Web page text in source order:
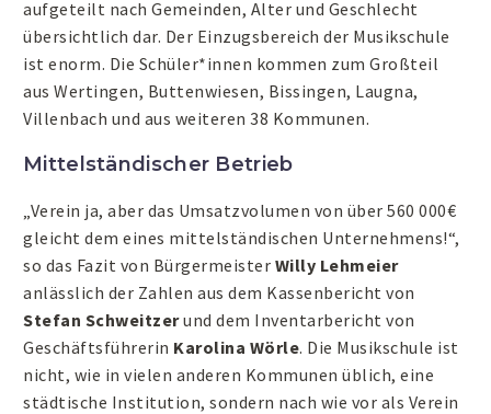
aufgeteilt nach Gemeinden, Alter und Geschlecht
übersichtlich dar. Der Einzugsbereich der Musikschule
ist enorm. Die Schüler*innen kommen zum Großteil
aus Wertingen, Buttenwiesen, Bissingen, Laugna,
Villenbach und aus weiteren 38 Kommunen.
Mittelständischer Betrieb
„Verein ja, aber das Umsatzvolumen von über 560 000€
gleicht dem eines mittelständischen Unternehmens!“,
so das Fazit von Bürgermeister Willy Lehmeier
anlässlich der Zahlen aus dem Kassenbericht von
Stefan Schweitzerund dem Inventarbericht von
Geschäftsführerin Karolina Wörle. Die Musikschule ist
nicht, wie in vielen anderen Kommunen üblich, eine
städtische Institution, sondern nach wie vor als Verein